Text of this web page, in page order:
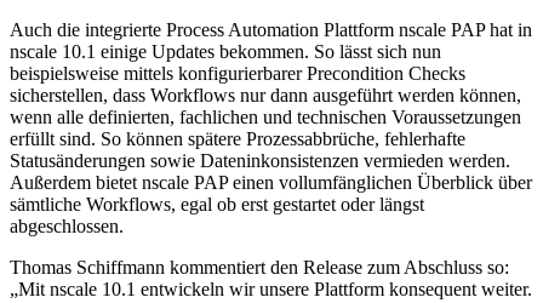
Auch die integrierte Process Automation Plattform nscale PAP hat in
nscale 10.1 einige Updates bekommen. So lässt sich nun
beispielsweise mittels konfigurierbarer Precondition Checks
sicherstellen, dass Workflows nur dann ausgeführt werden können,
wenn alle definierten, fachlichen und technischen Voraussetzungen
erfüllt sind. So können spätere Prozessabbrüche, fehlerhafte
Statusänderungen sowie Dateninkonsistenzen vermieden werden.
Außerdem bietet nscale PAP einen vollumfänglichen Überblick über
sämtliche Workflows, egal ob erst gestartet oder längst
abgeschlossen.
Thomas Schiffmann kommentiert den Release zum Abschluss so:
„Mit nscale 10.1 entwickeln wir unsere Plattform konsequent weiter.